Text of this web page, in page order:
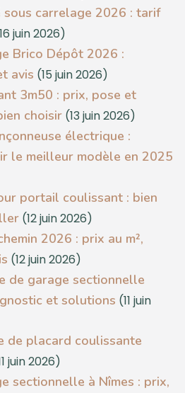
sous carrelage 2026 : tarif
juin 2026)
Brico Dépôt 2026 :
avis (15 juin 2026)
3m50 : prix, pose et
choisir (13 juin 2026)
électrique :
le meilleur modèle en 2025
portail coulissant : bien
(12 juin 2026)
2026 : prix au m²,
(12 juin 2026)
de garage sectionnelle
et solutions (11 juin
de placard coulissante
juin 2026)
sectionnelle à Nîmes : prix,